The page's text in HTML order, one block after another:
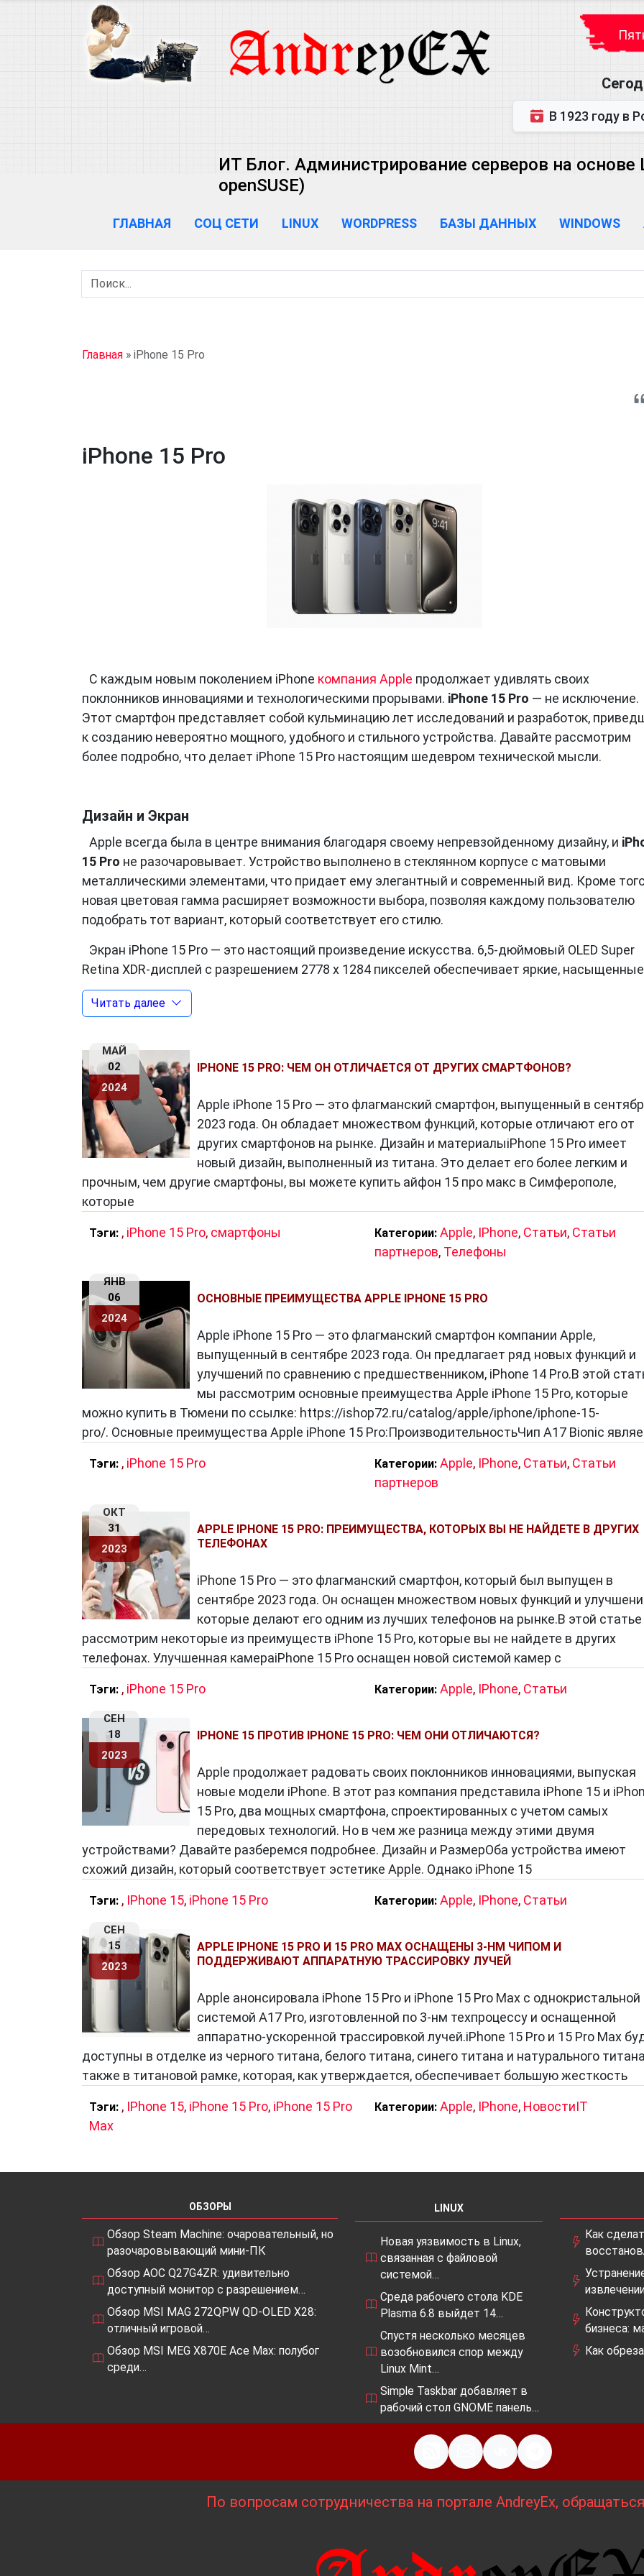
В 1923 году в Ростове-на-Дону
ИТ Блог. Администрирование серверов на основе
openSUSE)
ГЛАВНАЯ СОЦ СЕТИ LINUX WORDPRESS БАЗЫ ДАННЫХ WINDOWS
Главная » iPhone 15 Pro
iPhone 15 Pro
С каждым новым поколением iPhone компания Apple продолжает удивлять своих
поклонников инновациями и технологическими прорывами. iPhone 15 Pro — не исключение.
Этот смартфон представляет собой кульминацию лет исследований и разработок,
к созданию невероятно мощного, удобного и стильного устройства. Давайте рассмотрим
более подробно, что делает iPhone 15 Pro настоящим шедевром технической мысли.
Дизайн и Экран
Apple всегда была в центре внимания благодаря своему непревзойденному дизайну, и
15 Pro не разочаровывает. Устройство выполнено в стеклянном корпусе с матовыми
металлическими элементами, что придает ему элегантный и современный вид. Кроме
новая цветовая гамма расширяет возможности выбора, позволяя каждому пользователю
подобрать тот вариант, который соответствует его стилю.
Экран iPhone 15 Pro — это настоящий произведение искусства. 6,5-дюймовый OLED Super
Retina XDR-дисплей с разрешением 2778 x 1284 пикселей обеспечивает яркие, насыщенные
цвета и высокую контрастность. Кроме того, поддержка технологии ProMotion с частотой
обновления 120 Гц делает взаимодействие с устройством плавным и невероятно
Производительность
iPhone 15 Proоснащен новейшим процессором A15 Bionic, созданным с использованием
передовых 5-нанометровых технологий. Этот чип удивительно энергоэффективен, что
позволяет увеличить производительность и продолжительность работы батареи. В
с предыдущими моделями, A15 Bionic работает на 25% быстрее, что делает iPhone 15 Pro
идеальным инструментом для многозадачности, игр и профессиональных приложений.
Одним из наиболее впечатляющих аспектов iPhone 15 Pro является его камера. Тройная
система камер с 12-мегапиксельными объективами позволяет создавать потрясающие
снимки в любых условиях. Улучшенная оптическая стабилизация изображения и ночной
позволяют делать четкие и яркие снимки даже при плохом освещении.
Особый акцент следует сделать на возможностях видеосъемки. iPhone 15 Pro
запись видео в формате 4K с частотой 60 кадров в секунду, а также в режиме Dolby Vision
Это означает, что пользователи смогут создавать кинематографические шедевры
непосредственно с своего смартфона.
iPhone 15 Pro
iOS, которая включает в себя множество улучшений и новых функций. Новый центр
позволяет быстро и удобно настраивать параметры устройства, а улучшенные функции
безопасности обеспечивают надежную защиту данных.
Долгожданные Инновации
Кроме того,iPhone 15 Proпредлагает несколько долгожданных инноваций. Например,
встроенный сканер отпечатков пальцев под экраном обеспечивает более быстрый и
надежный способ разблокировки устройства. Беспроводная зарядка с поддержкой
Заключение
iPhone 15 Pro
— это не просто смартфон. Это произведение искусства и технологической
мысли, созданное для того, чтобы дарить пользователям невероятные впечатления от
использования. Новейший дизайн, потрясающий экран, мощная производительность и
передовые камеры делают эту модель лучшим выбором для тех, кто ценит качество и
инновации.
С iPhone 15 Pro ваши возможности становятся неограниченными, и вы готовы к новым
Читать далее
МАЙ
02
2024
IPHONE 15 PRO: ЧЕМ ОН ОТЛИЧАЕТСЯ ОТ ДРУГИХ СМАРТФОНОВ?
Apple iPhone 15 Pro — это флагманский смартфон, выпущенный в
2023 года. Он обладает множеством функций, которые отличают его от
других смартфонов на рынке. Дизайн и материалыiPhone 15 Pro имеет
новый дизайн, выполненный из титана. Это делает его более легким и
прочным, чем другие смартфоны, вы можете купить айфон 15 про макс в Симферополе,
которые
Тэги: , iPhone 15 Pro, смартфоны Категории: Apple, IPhone, Статьи, Статьи
партнеров, Телефоны
ЯНВ
06
2024
ОСНОВНЫЕ ПРЕИМУЩЕСТВА APPLE IPHONE 15 PRO
Apple iPhone 15 Pro — это флагманский смартфон компании Apple,
выпущенный в сентябре 2023 года. Он предлагает ряд новых функций и
улучшений по сравнению с предшественником, iPhone 14 Pro.В этой
мы рассмотрим основные преимущества Apple iPhone 15 Pro, которые
можно купить в Тюмени по ссылке: https://ishop72.ru/catalog/apple/iphone/iphone-15-
pro/. Основные преимущества Apple iPhone 15 Pro:ПроизводительностьЧип A17 Bionic
Тэги: , iPhone 15 Pro Категории: Apple, IPhone, Статьи, Статьи
партнеров
ОКТ
31
2023
APPLE IPHONE 15 PRO: ПРЕИМУЩЕСТВА, КОТОРЫХ ВЫ НЕ НАЙДЕТЕ В ДРУГИХ
ТЕЛЕФОНАХ
iPhone 15 Pro — это флагманский смартфон, который был выпущен в
сентябре 2023 года. Он оснащен множеством новых функций и
которые делают его одним из лучших телефонов на рынке.В этой
рассмотрим некоторые из преимуществ iPhone 15 Pro, которые вы не найдете в других
телефонах. Улучшенная камераiPhone 15 Pro оснащен новой системой камер с
Тэги: , iPhone 15 Pro Категории: Apple, IPhone, Статьи
СЕН
18
2023
IPHONE 15 ПРОТИВ IPHONE 15 PRO: ЧЕМ ОНИ ОТЛИЧАЮТСЯ?
Apple продолжает радовать своих поклонников инновациями, выпуская
новые модели iPhone. В этот раз компания представила iPhone 15 и
15 Pro, два мощных смартфона, спроектированных с учетом самых
передовых технологий. Но в чем же разница между этими двумя
устройствами? Давайте разберемся подробнее. Дизайн и РазмерОба устройства имеют
схожий дизайн, который соответствует эстетике Apple. Однако iPhone 15
Тэги: , IPhone 15, iPhone 15 Pro Категории: Apple, IPhone, Статьи
СЕН
15
2023
APPLE IPHONE 15 PRO И 15 PRO MAX ОСНАЩЕНЫ 3-НМ ЧИПОМ И
ПОДДЕРЖИВАЮТ АППАРАТНУЮ ТРАССИРОВКУ ЛУЧЕЙ
Apple анонсировала iPhone 15 Pro и iPhone 15 Pro Max с однокристальной
системой A17 Pro, изготовленной по 3-нм техпроцессу и оснащенной
аппаратно-ускоренной трассировкой лучей.iPhone 15 Pro и 15 Pro Max
доступны в отделке из черного титана, белого титана, синего титана и натурального
также в титановой рамке, которая, как утверждается, обеспечивает большую жесткость
Тэги: , IPhone 15, iPhone 15 Pro, iPhone 15 Pro
Max
Категории: Apple, IPhone, НовостиIT
ОБЗОРЫ
Обзор Steam Machine: очаровательный, но
разочаровывающий мини-ПК
Обзор AOC Q27G4ZR: удивительно
доступный монитор с разрешением…
Обзор MSI MAG 272QPW QD-OLED X28:
отличный игровой…
Обзор MSI MEG X870E Ace Max: полубог
среди…
LINUX
Новая уязвимость в Linux,
связанная с файловой
системой…
Среда рабочего стола KDE
Plasma 6.8 выйдет 14…
Спустя несколько месяцев
возобновился спор между
Linux Mint…
Simple Taskbar добавляет в
рабочий стол GNOME панель…
Как
бизнеса:
Как
По вопросам сотрудничества на портале AndreyEx,